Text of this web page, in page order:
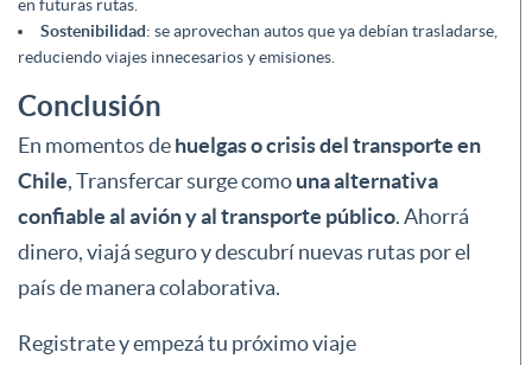
en futuras rutas.
Sostenibilidad: se aprovechan autos que ya debían trasladarse,
reduciendo viajes innecesarios y emisiones.
Conclusión
En momentos dehuelgas o crisis del transporte en
Chile, Transfercar surge comouna alternativa
confiable al avión y al transporte público. Ahorrá
dinero, viajá seguro y descubrí nuevas rutas por el
país de manera colaborativa.
Registrate y empezá tu próximo viaje